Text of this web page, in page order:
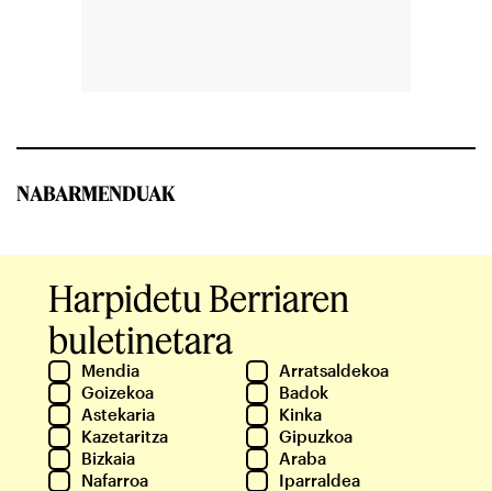
NABARMENDUAK
Harpidetu Berriaren
buletinetara
Mendia
Arratsaldekoa
Goizekoa
Badok
Astekaria
Kinka
Kazetaritza
Gipuzkoa
Bizkaia
Araba
Nafarroa
Iparraldea